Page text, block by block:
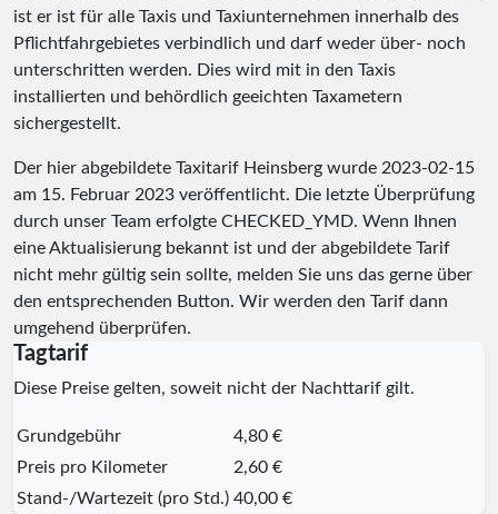
ist er ist für alle Taxis und Taxiunternehmen innerhalb des
Pflichtfahrgebietes verbindlich und darf weder über- noch
unterschritten werden. Dies wird mit in den Taxis
installierten und behördlich geeichten Taxametern
sichergestellt.
Der hier abgebildete Taxitarif Heinsberg wurde 2023-02-15
am 15. Februar 2023 veröffentlicht. Die letzte Überprüfung
durch unser Team erfolgte CHECKED_YMD. Wenn Ihnen
eine Aktualisierung bekannt ist und der abgebildete Tarif
nicht mehr gültig sein sollte, melden Sie uns das gerne über
den entsprechenden Button. Wir werden den Tarif dann
umgehend überprüfen.
Tagtarif
Diese Preise gelten, soweit nicht der Nachttarif gilt.
Grundgebühr
4,80 €
Preis pro Kilometer
2,60 €
Stand-/Wartezeit (pro Std.) 40,00 €